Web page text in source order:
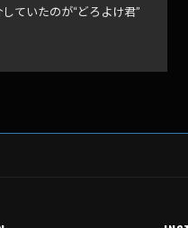
ていたのが“どろよけ君”